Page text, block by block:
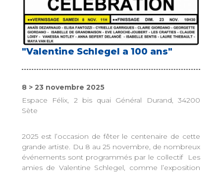
"Valentine Schlegel a 100 ans"
8 > 23 novembre 2025
Espace Félix, 2 bis quai Général Durand, 34200
Sète
2025 est l’occasion de fêter le centenaire de cette
grande artiste. Du 8 au 25 novembre, de nombreux
événements sont programmés par le collectif Les
amies de Valentine Schlegel, comme l’exposition